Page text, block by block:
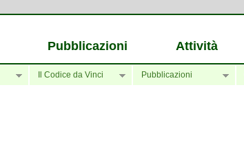
Pubblicazioni Attività
Il Codice da Vinci Pubblicazioni